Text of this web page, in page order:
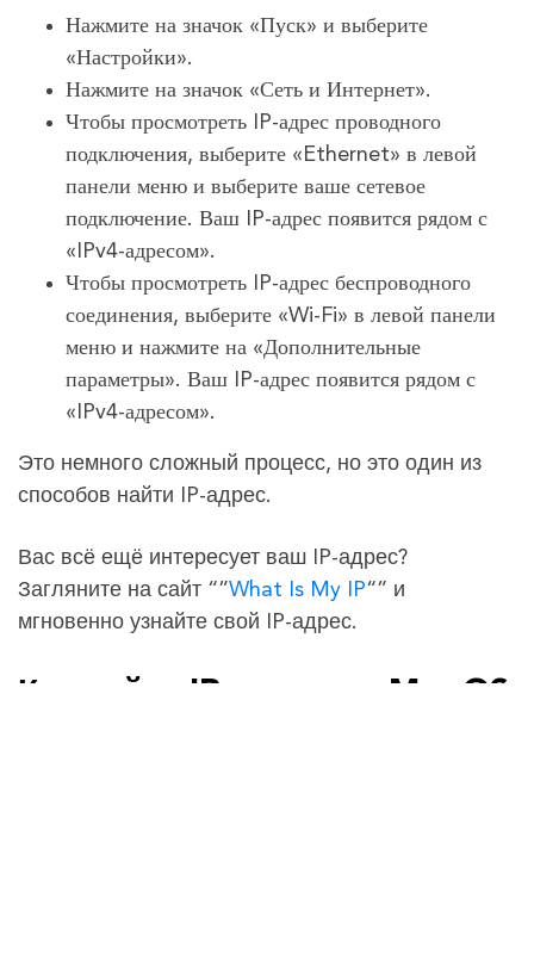
Нажмите на значок «Пуск» и выберите
«Настройки».
Нажмите на значок «Сеть и Интернет».
Чтобы просмотреть IP-адрес проводного
подключения, выберите «Ethernet» в левой
панели меню и выберите ваше сетевое
подключение. Ваш IP-адрес появится рядом с
«IPv4-адресом».
Чтобы просмотреть IP-адрес беспроводного
соединения, выберите «Wi-Fi» в левой панели
меню и нажмите на «Дополнительные
параметры». Ваш IP-адрес появится рядом с
«IPv4-адресом».
Это немного сложный процесс, но это один из
способов найти IP-адрес.
Вас всё ещё интересует ваш IP-адрес?
Загляните на сайт “”What Is My IP“” и
мгновенно узнайте свой IP-адрес.
Как найти IP-адрес на Mac OS